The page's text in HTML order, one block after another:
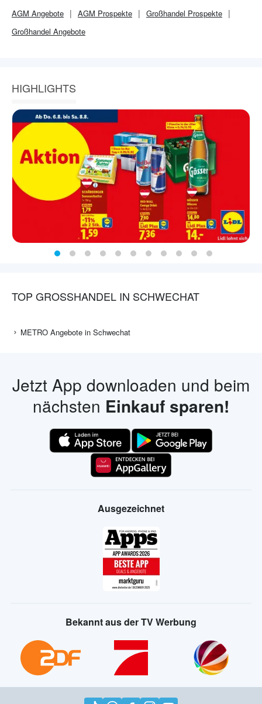
AGM Angebote AGM Prospekte Großhandel Prospekte
Großhandel Angebote
HIGHLIGHTS
TOP GROSSHANDEL IN SCHWECHAT
METRO Angebote in Schwechat
Jetzt App downloaden und beim
nächsten Einkauf sparen!
Ausgezeichnet
Bekannt aus der TV Werbung